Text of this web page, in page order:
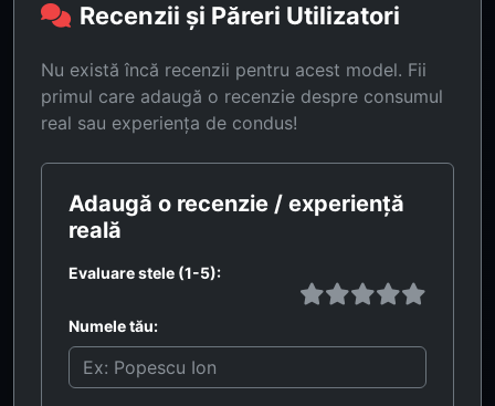
Recenzii și Păreri Utilizatori
Nu există încă recenzii pentru acest model. Fii
primul care adaugă o recenzie despre consumul
real sau experiența de condus!
Adaugă o recenzie / experiență
reală
Evaluare stele (1-5):
Numele tău: